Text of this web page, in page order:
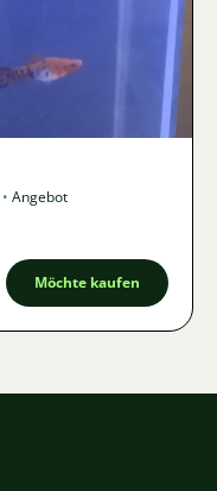
• Angebot
Möchte kaufen